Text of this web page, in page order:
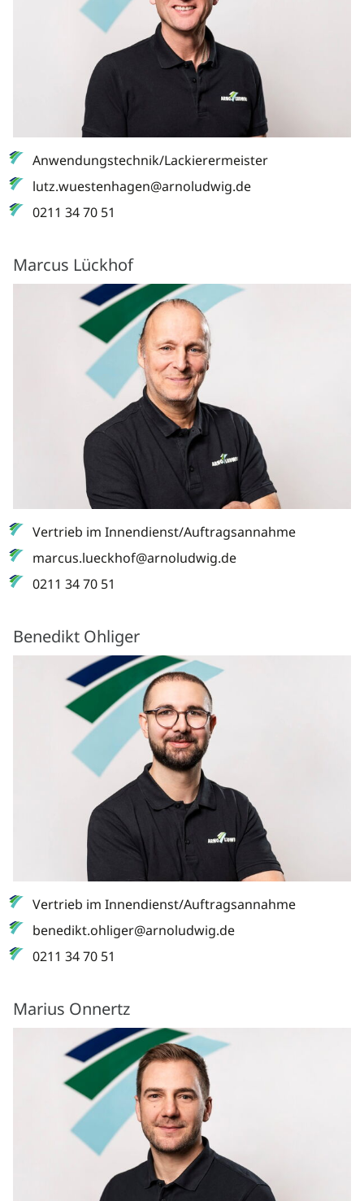
Anwendungstechnik/Lackierermeister
lutz.wuestenhagen@arnoludwig.de
0211 34 70 51
Marcus Lückhof
Vertrieb im Innendienst/Auftragsannahme
marcus.lueckhof@arnoludwig.de
0211 34 70 51
Benedikt Ohliger
Vertrieb im Innendienst/Auftragsannahme
benedikt.ohliger@arnoludwig.de
0211 34 70 51
Marius Onnertz